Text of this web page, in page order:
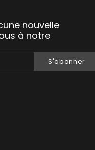
nouvelle
à notre
S'abonner